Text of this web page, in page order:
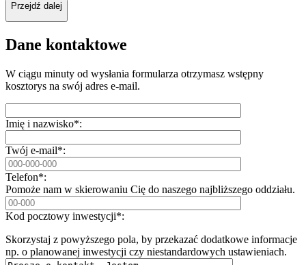
Przejdź dalej
Dane kontaktowe
W ciągu minuty od wysłania formularza otrzymasz wstępny
kosztorys na swój adres e-mail.
Imię i nazwisko*:
Twój e-mail*:
Telefon*:
Pomoże nam w skierowaniu Cię do naszego najbliższego oddziału.
Kod pocztowy inwestycji*:
Skorzystaj z powyższego pola, by przekazać dodatkowe informacje
np. o planowanej inwestycji czy niestandardowych ustawieniach.